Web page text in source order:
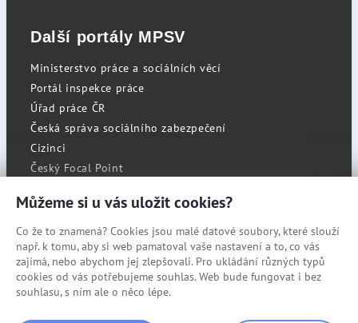
Další portály MPSV
Ministerstvo práce a sociálních věcí
Portál inspekce práce
Úřad práce ČR
Česká správa sociálního zabezpečení
Cizinci
Český Focal Point
RSS
Cookies
Prohlášení o přístupnosti
Mapa stránek
Můžeme si u vás uložit cookies?
Co že to znamená? Cookies jsou malé datové soubory, které slouží
např. k tomu, aby si web pamatoval vaše nastavení a to, co vás
zajímá, nebo abychom jej zlepšovali. Pro ukládání různých typů
cookies od vás potřebujeme souhlas. Web bude fungovat i bez
souhlasu, s ním ale o něco lépe.